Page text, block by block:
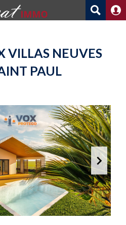
VILLAS NEUVES
PAUL